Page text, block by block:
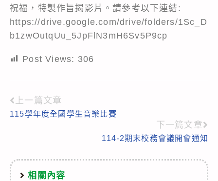
祝福，特製作旨揭影片。請參考以下連結:
https://drive.google.com/drive/folders/1Sc_D
b1zwOutqUu_5JpFlN3mH6Sv5P9cp
Post Views: 306
Read
more
上一篇文章
115學年度全國學生音樂比賽
下一篇文章
114-2期末校務會議開會通知
相關內容